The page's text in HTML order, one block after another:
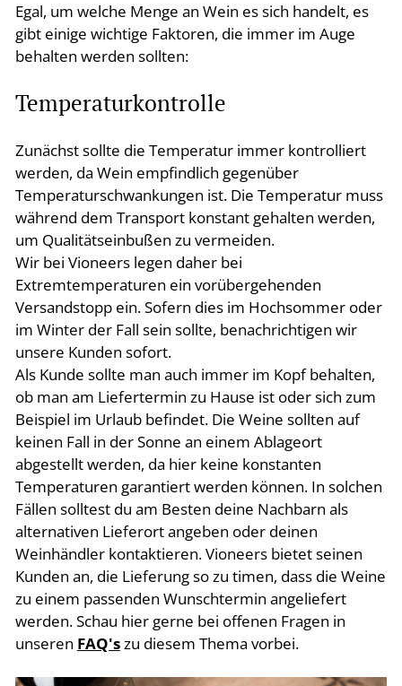
Egal, um welche Menge an Wein es sich handelt, es
gibt einige wichtige Faktoren, die immer im Auge
behalten werden sollten:
Temperaturkontrolle
Zunächst sollte die Temperatur immer kontrolliert
werden, da Wein empfindlich gegenüber
Temperaturschwankungen ist. Die Temperatur muss
während dem Transport konstant gehalten werden,
um Qualitätseinbußen zu vermeiden.
Wir bei Vioneers legen daher bei
Extremtemperaturen ein vorübergehenden
Versandstopp ein. Sofern dies im Hochsommer oder
im Winter der Fall sein sollte, benachrichtigen wir
unsere Kunden sofort.
Als Kunde sollte man auch immer im Kopf behalten,
ob man am Liefertermin zu Hause ist oder sich zum
Beispiel im Urlaub befindet. Die Weine sollten auf
keinen Fall in der Sonne an einem Ablageort
abgestellt werden, da hier keine konstanten
Temperaturen garantiert werden können. In solchen
Fällen solltest du am Besten deine Nachbarn als
alternativen Lieferort angeben oder deinen
Weinhändler kontaktieren. Vioneers bietet seinen
Kunden an, die Lieferung so zu timen, dass die Weine
zu einem passenden Wunschtermin angeliefert
werden. Schau hier gerne bei offenen Fragen in
unseren FAQ'szu diesem Thema vorbei.